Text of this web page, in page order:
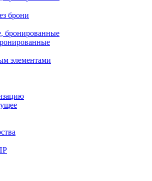
брони
бронированные
элементами